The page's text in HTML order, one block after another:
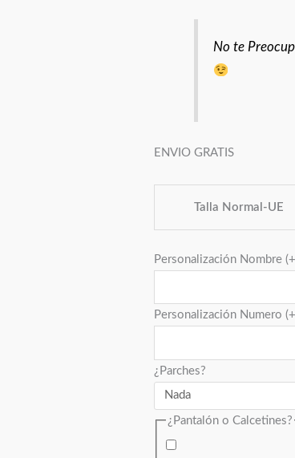
No te
ENVIO GRATIS
Talla Normal-UE
Personalización Nombre (+
Personalización Numero (+
¿Parches?
¿Pantalón o Calcetines?